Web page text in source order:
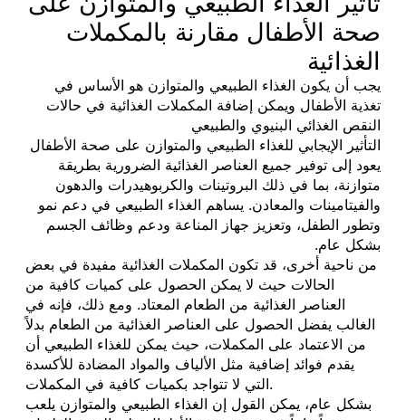
صحة الأطفال مقارنة بالمكملات
الغذائية
يجب أن يكون الغذاء الطبيعي والمتوازن هو الأساس في
تغذية الأطفال ويمكن إضافة المكملات الغذائية في حالات
النقص الغذائي البنيوي والطبيعي
التأثير الإيجابي للغذاء الطبيعي والمتوازن على صحة الأطفال
يعود إلى توفير جميع العناصر الغذائية الضرورية بطريقة
متوازنة، بما في ذلك البروتينات والكربوهيدرات والدهون
والفيتامينات والمعادن. يساهم الغذاء الطبيعي في دعم نمو
وتطور الطفل، وتعزيز جهاز المناعة ودعم وظائف الجسم
بشكل عام.
من ناحية أخرى، قد تكون المكملات الغذائية مفيدة في بعض
الحالات حيث لا يمكن الحصول على كميات كافية من
العناصر الغذائية من الطعام المعتاد. ومع ذلك، فإنه في
الغالب يفضل الحصول على العناصر الغذائية من الطعام بدلاً
من الاعتماد على المكملات، حيث يمكن للغذاء الطبيعي أن
يقدم فوائد إضافية مثل الألياف والمواد المضادة للأكسدة
التي لا تتواجد بكميات كافية في المكملات.
بشكل عام، يمكن القول إن الغذاء الطبيعي والمتوازن يلعب